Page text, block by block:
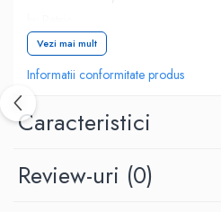
Comandă acum și bucură-te de
Vezi mai mult
Informatii conformitate produs
Caracteristici
Review-uri (0)